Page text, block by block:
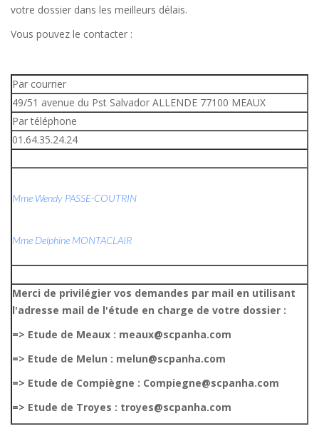
votre dossier dans les meilleurs délais.
Vous pouvez le contacter :
Par courrier
49/51 avenue du Pst Salvador ALLENDE 77100 MEAUX
Par téléphone
01.64.35.24.24
Mme Wendy PASSE-COUTRIN
Mme Delphine MONTACLAIR
Merci de privilégier vos demandes par mail en utilisant
l'adresse mail de l'étude en charge de votre dossier :
=> Etude de Meaux : meaux@scpanha.com
=> Etude de Melun : melun@scpanha.com
=> Etude de Compiègne : Compiegne@scpanha.com
=> Etude de Troyes : troyes@scpanha.com